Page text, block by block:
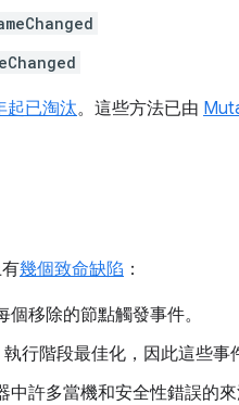
起已淘汰。這些方法已由
幾個致命缺陷 ：
移除的節點觸發事件。
行階段最佳化，因此這些事
許多當機和安全性錯誤的